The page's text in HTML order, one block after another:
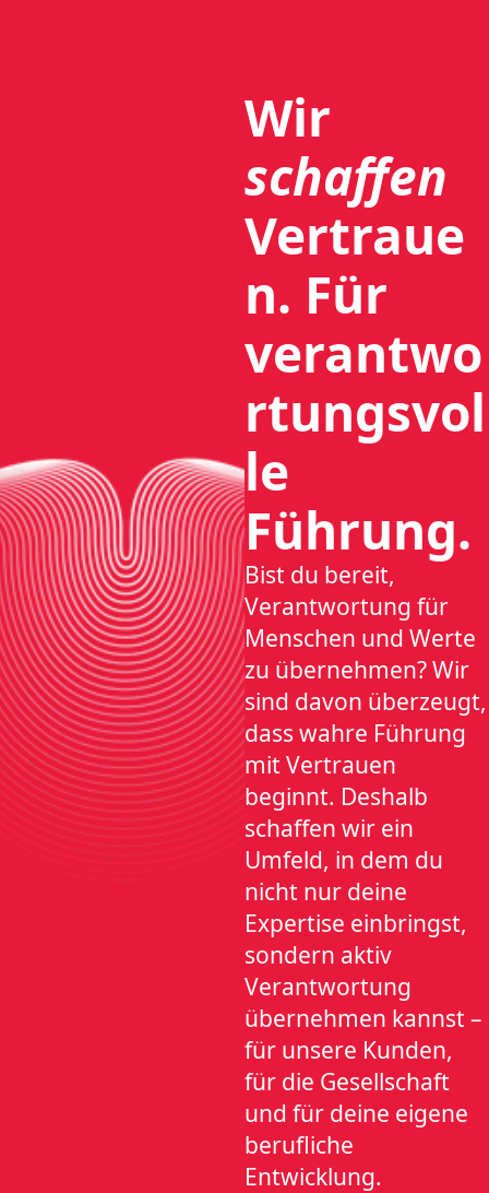
Wir
schaffen
Vertraue
n. Für
verantwo
rtungsvol
le
Führung.
Bist du bereit,
Verantwortung für
Menschen und Werte
zu übernehmen? Wir
sind davon überzeugt,
dass wahre Führung
mit Vertrauen
beginnt. Deshalb
schaffen wir ein
Umfeld, in dem du
nicht nur deine
Expertise einbringst,
sondern aktiv
Verantwortung
übernehmen kannst –
für unsere Kunden,
für die Gesellschaft
und für deine eigene
berufliche
Entwicklung.